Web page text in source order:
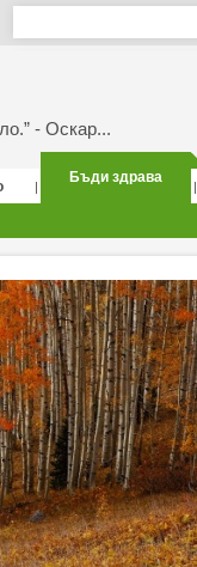
- Оскар...
|
Бъди здрава
|